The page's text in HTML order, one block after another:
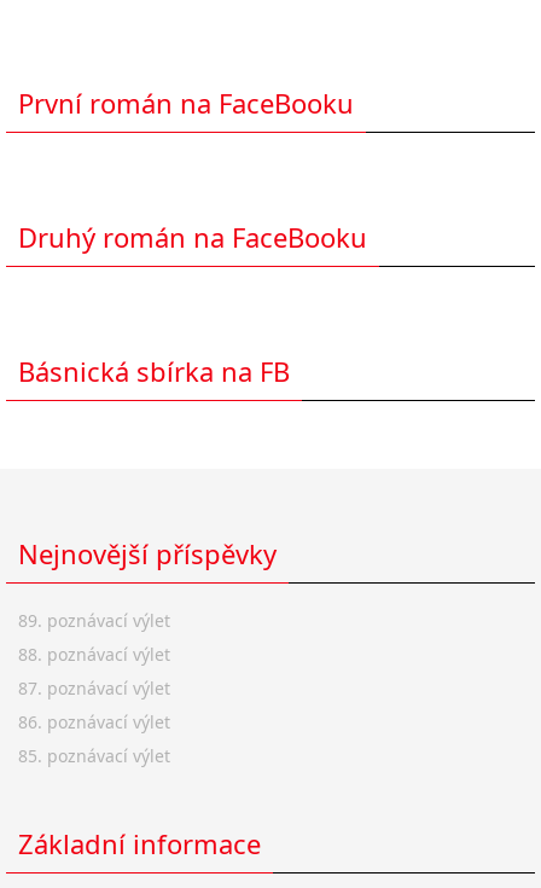
První román na FaceBooku
Druhý román na FaceBooku
Básnická sbírka na FB
Nejnovější příspěvky
89. poznávací výlet
88. poznávací výlet
87. poznávací výlet
86. poznávací výlet
85. poznávací výlet
Základní informace